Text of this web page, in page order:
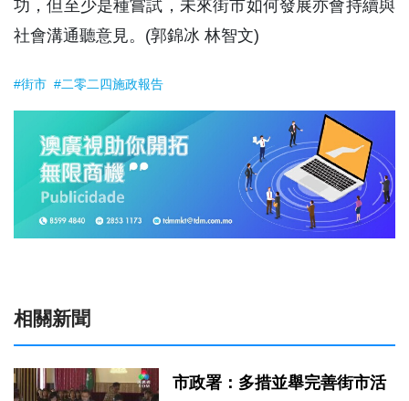
功，但至少是種嘗試，未來街市如何發展亦會持續與
社會溝通聽意見。(郭錦冰 林智文)
#街市 #二零二四施政報告
相關新聞
市政署：多措並舉完善街市活